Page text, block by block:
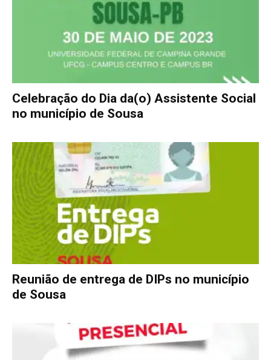
Celebração do Dia da(o) Assistente Social
no município de Sousa
Reunião de entrega de DIPs no município
de Sousa